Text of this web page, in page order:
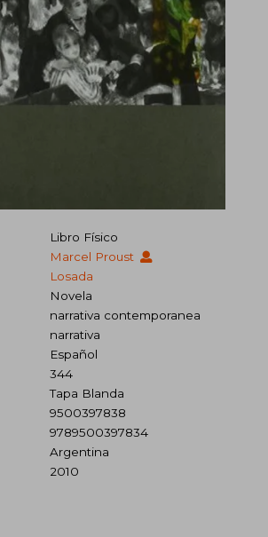
Libro Físico
Marcel Proust
Losada
Novela
narrativa contemporanea
narrativa
Español
344
Tapa Blanda
9500397838
9789500397834
Argentina
2010